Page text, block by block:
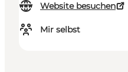
Website besuchen
Mir selbst